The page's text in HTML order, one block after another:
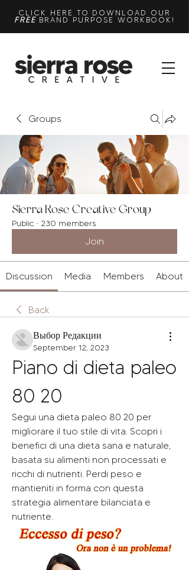
CLICK HERE TO DOWNLOAD OUR
FREEBRAND PURPOSE WORKBOOK!
Groups
Sierra Rose Creative Group
Public · 230 members
Join
Discussion Media Members About
Back
Выбор Редакции
September 12, 2023
Piano di dieta paleo
80 20
Segui una dieta paleo 80 20 per
migliorare il tuo stile di vita. Scopri i
benefici di una dieta sana e naturale,
basata su alimenti non processati e
ricchi di nutrienti. Perdi peso e
mantieniti in forma con questa
strategia alimentare bilanciata e
nutriente.